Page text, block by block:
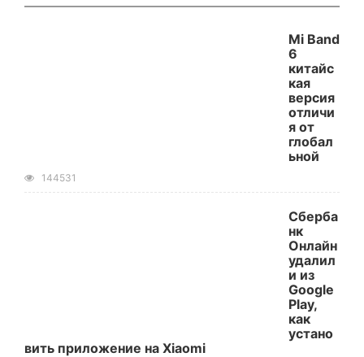
Mi Band
6
китайс
кая
версия
отличи
я от
глобал
ьной
144531
Сберба
нк
Онлайн
удалил
и из
Google
Play,
как
устано
вить приложение на Xiaomi